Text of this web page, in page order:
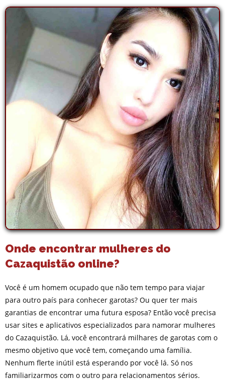
Onde encontrar mulheres do
Cazaquistão online?
Você é um homem ocupado que não tem tempo para viajar
para outro país para conhecer garotas? Ou quer ter mais
garantias de encontrar uma futura esposa? Então você precisa
usar sites e aplicativos especializados para namorar mulheres
do Cazaquistão. Lá, você encontrará milhares de garotas com o
mesmo objetivo que você tem, começando uma família.
Nenhum flerte inútil está esperando por você lá. Só nos
familiarizarmos com o outro para relacionamentos sérios.